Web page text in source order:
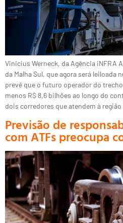
Vinicius Werneck, da Agência iNFRA
da Malha Sul, que agora será leiloada
prevê que o futuro operador do
menos R$ 8,6 bilhões ao longo do
dois corredores que atendem à
Previsão de
com ATFs preocupa